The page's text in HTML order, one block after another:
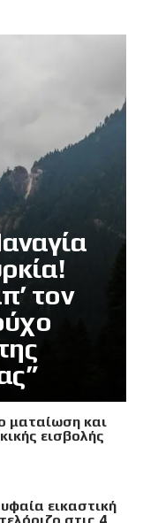
τον
ματαίωση και
εισβολής
εικαστική